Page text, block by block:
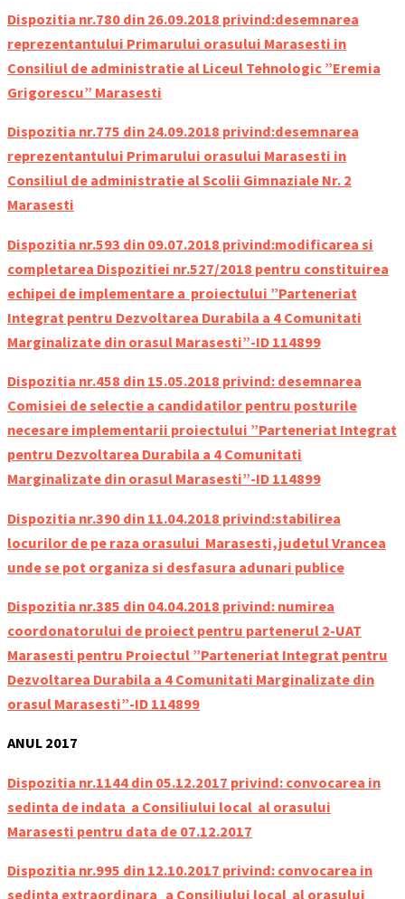
Dispozitia nr.780 din 26.09.2018 privind:desemnarea
reprezentantului Primarului orasului Marasesti in
Consiliul de administratie al Liceul Tehnologic ”Eremia
Grigorescu” Marasesti
Dispozitia nr.775 din 24.09.2018 privind:desemnarea
reprezentantului Primarului orasului Marasesti in
Consiliul de administratie al Scolii Gimnaziale Nr. 2
Marasesti
Dispozitia nr.593 din 09.07.2018 privind:modificarea si
completarea Dispozitiei nr.527/2018 pentru constituirea
echipei de implementare a proiectului ”Parteneriat
Integrat pentru Dezvoltarea Durabila a 4 Comunitati
Marginalizate din orasul Marasesti”-ID 114899
Dispozitia nr.458 din 15.05.2018 privind: desemnarea
Comisiei de selectie a candidatilor pentru posturile
necesare implementarii proiectului ”Parteneriat Integrat
pentru Dezvoltarea Durabila a 4 Comunitati
Marginalizate din orasul Marasesti”-ID 114899
Dispozitia nr.390 din 11.04.2018 privind:stabilirea
locurilor de pe raza orasului Marasesti,judetul Vrancea
unde se pot organiza si desfasura adunari publice
Dispozitia nr.385 din 04.04.2018 privind: numirea
coordonatorului de proiect pentru partenerul 2-UAT
Marasesti pentru Proiectul ”Parteneriat Integrat pentru
Dezvoltarea Durabila a 4 Comunitati Marginalizate din
orasul Marasesti”-ID 114899
ANUL 2017
Dispozitia nr.1144 din 05.12.2017 privind: convocarea in
sedinta de indata a Consiliului local al orasului
Marasesti pentru data de 07.12.2017
Dispozitia nr.995 din 12.10.2017 privind: convocarea in
sedinta extraordinara a Consiliului local al orasului